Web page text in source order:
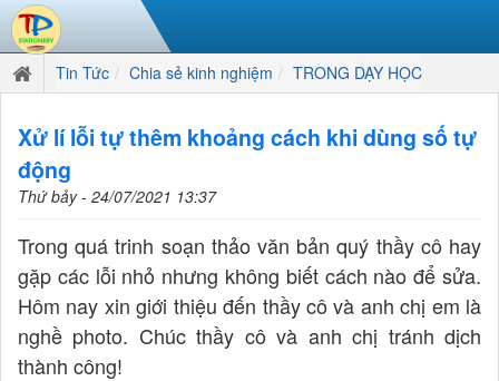
Tin Tức Chia sẻ kinh nghiệm TRONG DẠY HỌC
Xử lí lỗi tự thêm khoảng cách khi dùng số tự
động
Thứ bảy - 24/07/2021 13:37
Trong quá trinh soạn thảo văn bản quý thầy cô hay
gặp các lỗi nhỏ nhưng không biết cách nào để sửa.
Hôm nay xin giới thiệu đến thầy cô và anh chị em là
nghề photo. Chúc thầy cô và anh chị tránh dịch
thành công!